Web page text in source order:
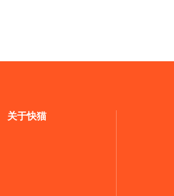
关于快猫